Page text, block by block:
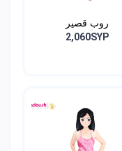
روب قصير
2,060SYP